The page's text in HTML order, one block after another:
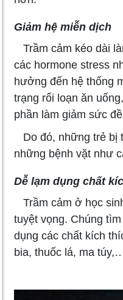
Giảm hệ miễn dịch
Trầm cảm kéo dài
các hormone stress
hưởng đến hệ thống
trạng rối loạn ăn
phần làm giảm sức
Do đó, những trẻ bị
những bệnh vặt như
Dễ lạm dụng chất
Trầm cảm ở học
tuyệt vọng. Chúng
dụng các chất kích
bia, thuốc lá, ma